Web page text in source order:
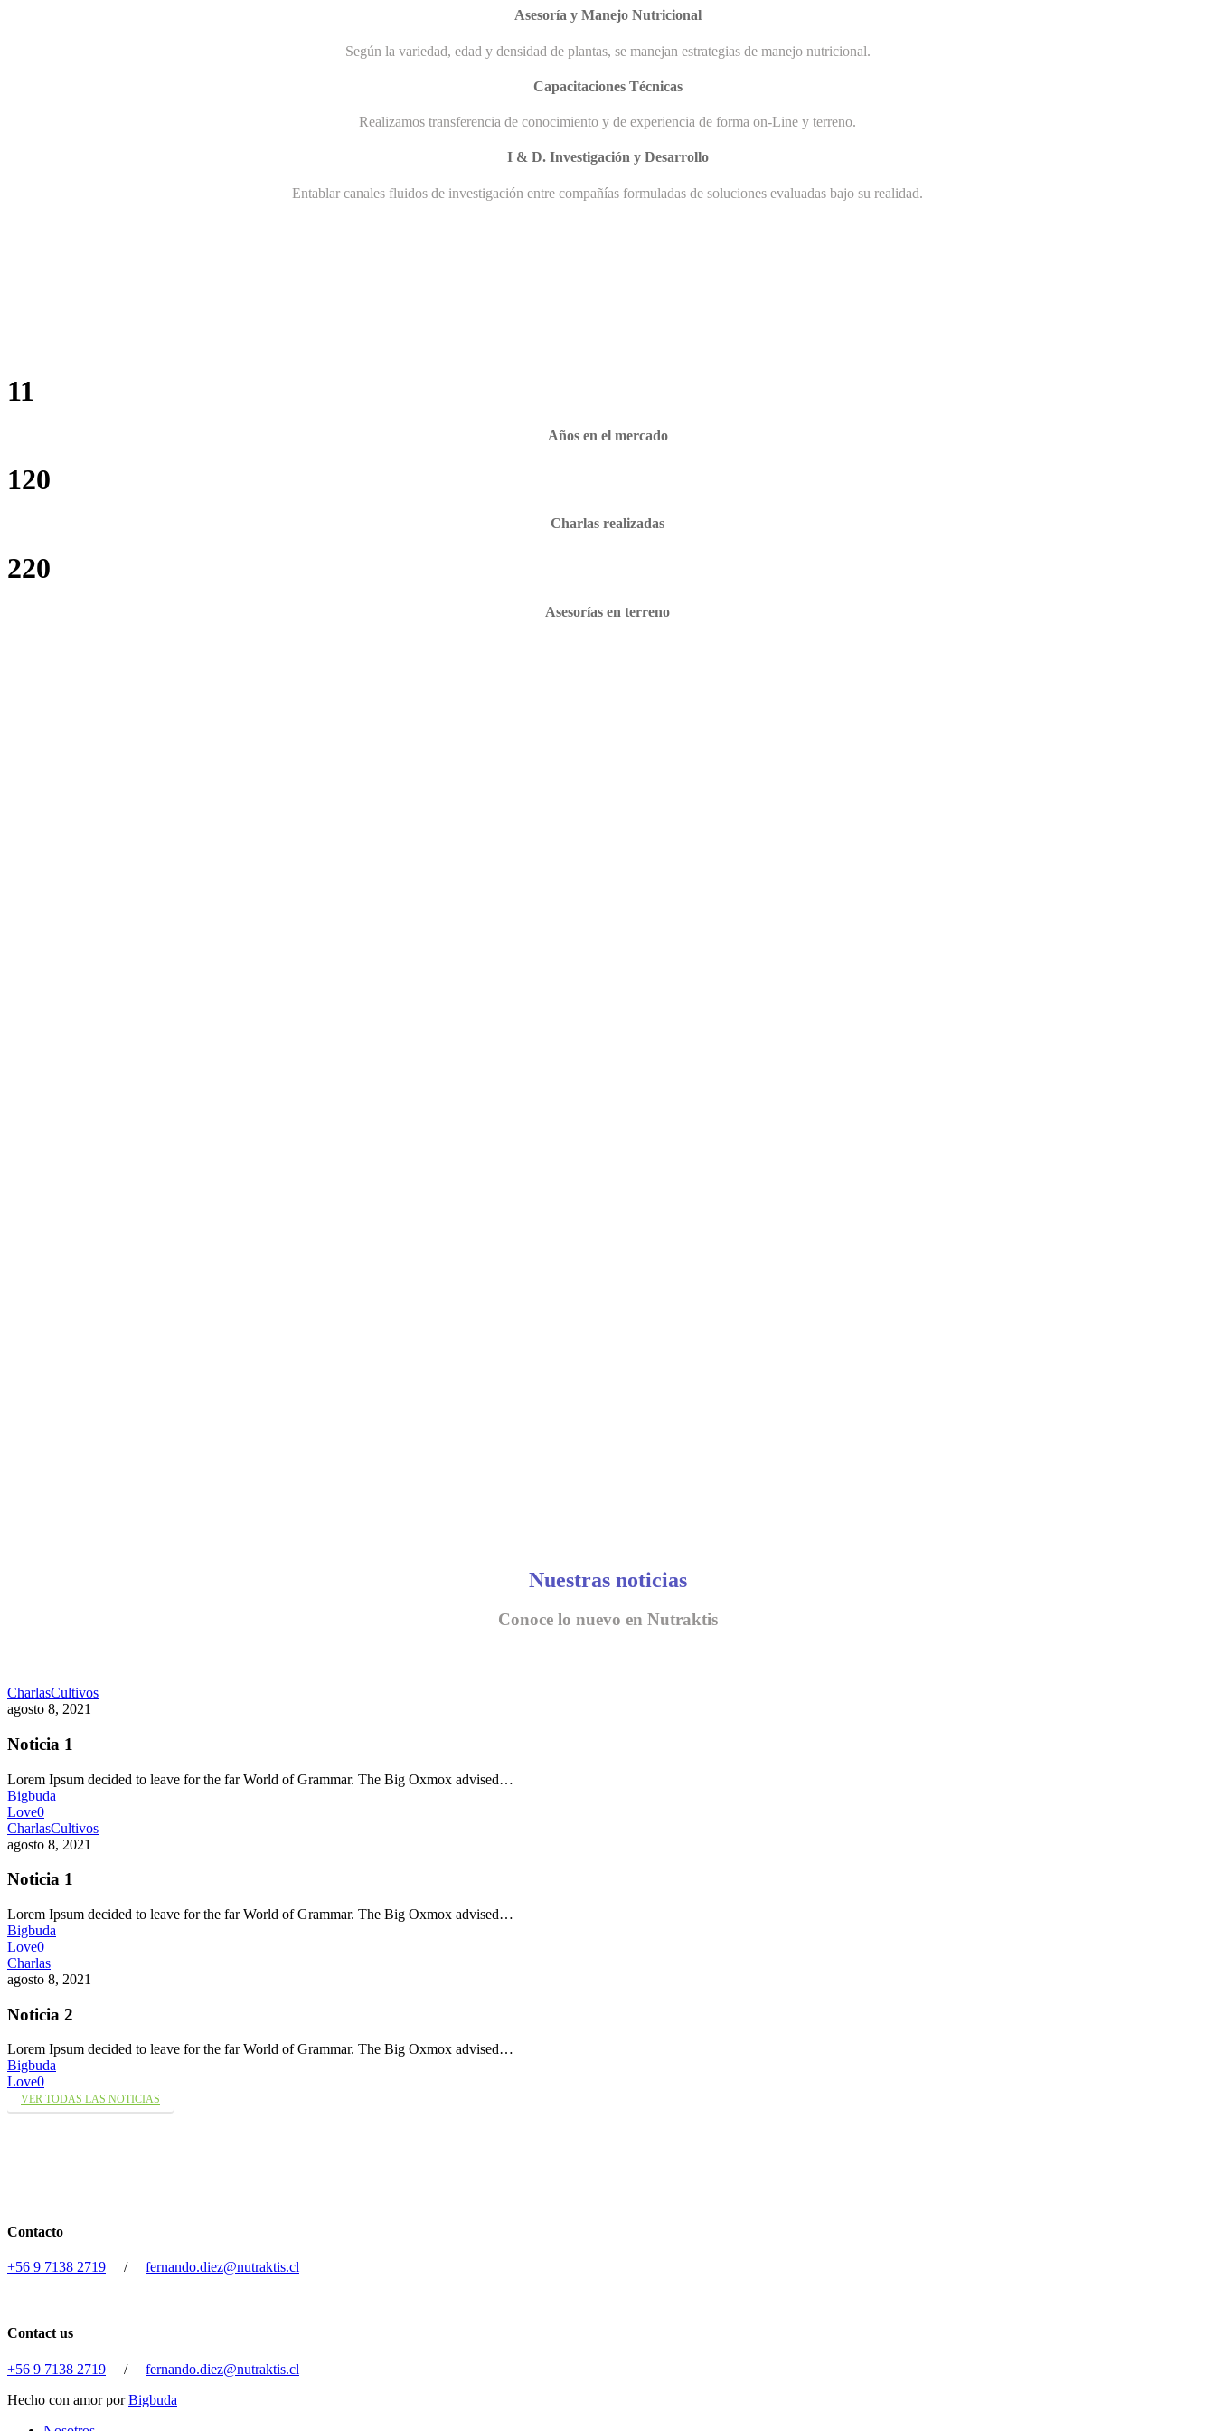
Asesoría y Manejo Nutricional
Según la variedad, edad y densidad de plantas, se manejan estrategias de manejo nutricional.
Capacitaciones Técnicas
Realizamos transferencia de conocimiento y de experiencia de forma on-Line y terreno.
I & D. Investigación y Desarrollo
Entablar canales fluidos de investigación entre compañías formuladas de soluciones evaluadas bajo su realidad.
11
Años en el mercado
120
Charlas realizadas
220
Asesorías en terreno
Nuestras noticias
Conoce lo nuevo en Nutraktis
CharlasCultivos
agosto 8, 2021
Noticia 1
Lorem Ipsum decided to leave for the far World of Grammar. The Big Oxmox advised…
Bigbuda
Love0
CharlasCultivos
agosto 8, 2021
Noticia 1
Lorem Ipsum decided to leave for the far World of Grammar. The Big Oxmox advised…
Bigbuda
Love0
Charlas
agosto 8, 2021
Noticia 2
Lorem Ipsum decided to leave for the far World of Grammar. The Big Oxmox advised…
Bigbuda
Love0
VER TODAS LAS NOTICIAS
Contacto
+56 9 7138 2719 / fernando.diez@nutraktis.cl
Contact us
+56 9 7138 2719 / fernando.diez@nutraktis.cl
Hecho con amor porBigbuda